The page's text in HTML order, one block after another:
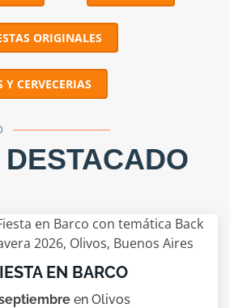
ORIGINALES
Y CERVECERIAS
EN BARCO
en Olivos